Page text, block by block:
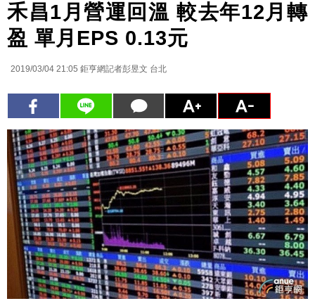
禾昌1月營運回溫 較去年12月轉
盈 單月EPS 0.13元
2019/03/04 21:05 鉅亨網記者彭昱文 台北